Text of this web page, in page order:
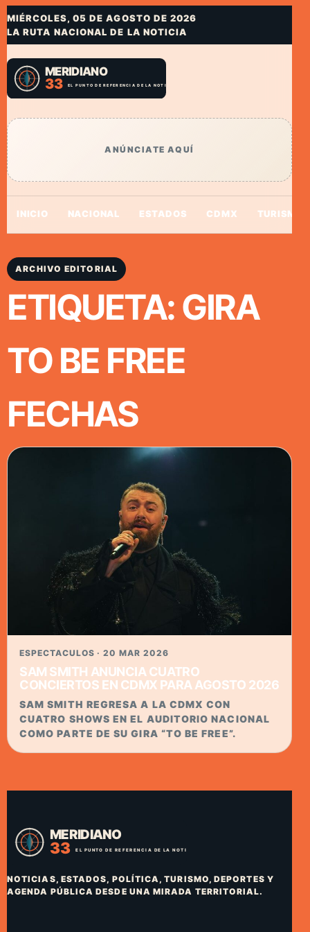
MIÉRCOLES, 05 DE AGOSTO DE 2026
LA RUTA NACIONAL DE LA NOTICIA
ANÚNCIATE AQUÍ
INICIO NACIONAL ESTADOS CDMX TURISMO
ARCHIVO EDITORIAL
ETIQUETA: GIRA
TO BE FREE
FECHAS
ESPECTACULOS · 20 MAR 2026
SAM SMITH ANUNCIA CUATRO
CONCIERTOS EN CDMX PARA AGOSTO 2026
SAM SMITH REGRESA A LA CDMX CON
CUATRO SHOWS EN EL AUDITORIO NACIONAL
COMO PARTE DE SU GIRA “TO BE FREE”.
NOTICIAS, ESTADOS, POLÍTICA, TURISMO, DEPORTES Y
AGENDA PÚBLICA DESDE UNA MIRADA TERRITORIAL.